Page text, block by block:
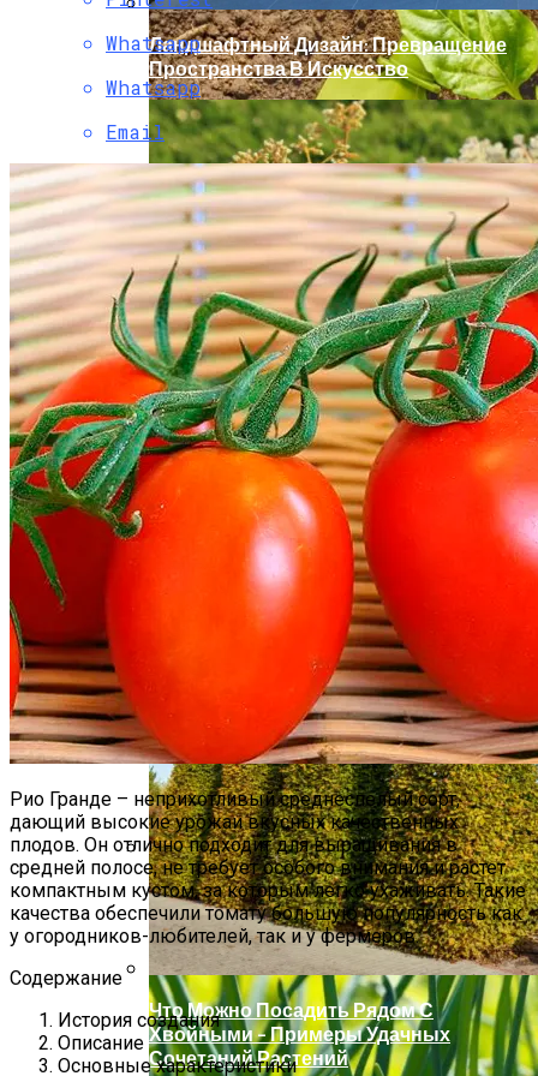
Удобрения Для Перца: Средства,
Нормы И Особенности Внесения
Как Сохранить Свежие Томаты
Надолго
Ландшафтный Дизайн: Превращение
Пространства В Искусство
Какие Цветы Украсят Альпинарий?
Что Можно Посадить Рядом С
Хвойными – Примеры Удачных
Сочетаний Растений
Whatsapp
Whatsapp
Email
Рио Гранде – неприхотливый среднеспелый сорт,
дающий высокие урожаи вкусных качественных
плодов. Он отлично подходит для выращивания в
средней полосе, не требует особого внимания и растет
компактным кустом, за которым легко ухаживать. Такие
качества обеспечили томату большую популярность как
у огородников-любителей, так и у фермеров.
Содержание
История создания
Описание
Основные характеристики